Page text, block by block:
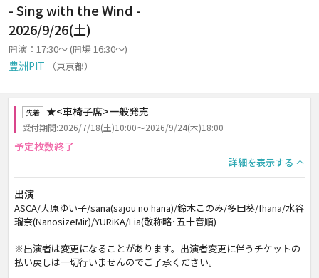
- Sing with the Wind -
2026/9/26(土)
開演：17:30～ (開場 16:30～)
豊洲PIT （東京都）
先着 ★<車椅子席>一般発売
受付期間:2026/7/18(土)10:00～2026/9/24(木)18:00
予定枚数終了
詳細を表示する
出演
ASCA/大原ゆい子/sana(sajou no hana)/鈴木このみ/多田葵/fhana/水谷
瑠奈(NanosizeMir)/YURiKA/Lia(敬称略･五十音順)
※出演者は変更になることがあります。出演者変更に伴うチケットの
払い戻しは一切行いませんのでご了承ください。